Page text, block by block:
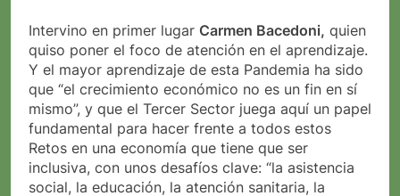
Intervino en primer lugar Carmen Bacedoni, quien
quiso poner el foco de atención en el aprendizaje.
Y el mayor aprendizaje de esta Pandemia ha sido
que “el crecimiento económico no es un fin en sí
mismo”, y que el Tercer Sector juega aquí un papel
fundamental para hacer frente a todos estos
Retos en una economía que tiene que ser
inclusiva, con unos desafíos clave: “la asistencia
social, la educación, la atención sanitaria, la